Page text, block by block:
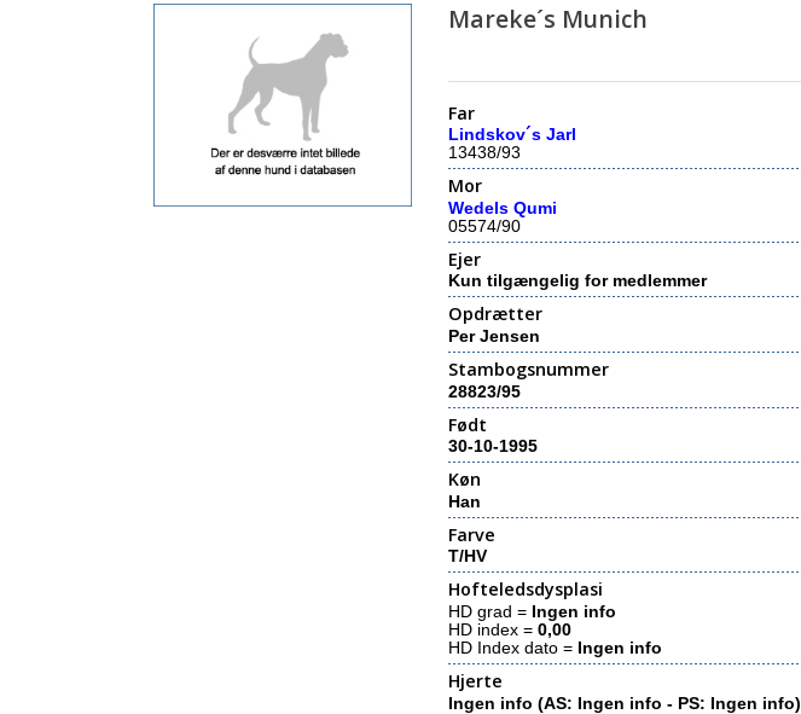
Mareke´s Munich
Far
Lindskov´s Jarl
13438/93
Mor
Wedels Qumi
05574/90
Ejer
Kun tilgængelig for medlemmer
Opdrætter
Per Jensen
Stambogsnummer
28823/95
Født
30-10-1995
Køn
Han
Farve
T/HV
Hofteledsdysplasi
HD grad = Ingen info
HD index =0,00
HD Index dato = Ingen info
Hjerte
Ingen info (AS: Ingen info - PS: Ingen info)